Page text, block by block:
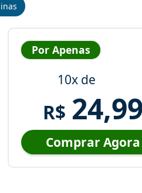
Por Apenas
10x de
R$ 24,99
Comprar Agora